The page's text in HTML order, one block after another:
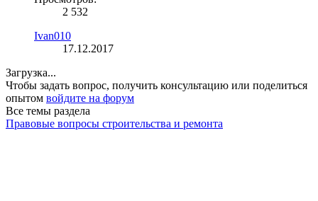
2 532
Ivan010
17.12.2017
Загрузка...
Чтобы задать вопрос, получить консультацию или поделиться
опытом войдите на форум
Все темы раздела
Правовые вопросы строительства и ремонта